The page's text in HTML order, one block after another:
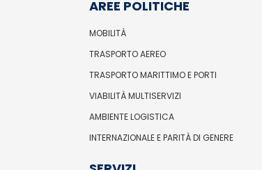
AREE POLITICHE
MOBILITÀ
TRASPORTO AEREO
TRASPORTO MARITTIMO E PORTI
VIABILITÀ MULTISERVIZI
AMBIENTE LOGISTICA
INTERNAZIONALE E PARITÀ DI GENERE